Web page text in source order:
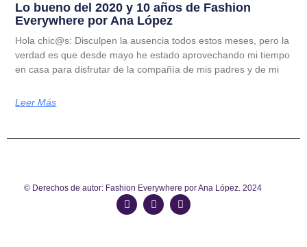
Lo bueno del 2020 y 10 años de Fashion
Everywhere por Ana López
Hola chic@s: Disculpen la ausencia todos estos meses, pero la
verdad es que desde mayo he estado aprovechando mi tiempo
en casa para disfrutar de la compañía de mis padres y de mi
Leer Más
© Derechos de autor: Fashion Everywhere por Ana López. 2024